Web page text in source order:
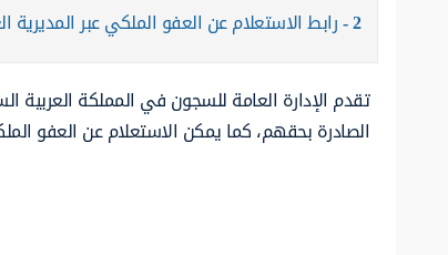
2 رابط الاستعلام عن العفو الملكي عبر
تقدم الإدارة العامة للسجون في المملكة العربية
الصادرة بحقهم، كما يمكن الاستعلام عن العفو